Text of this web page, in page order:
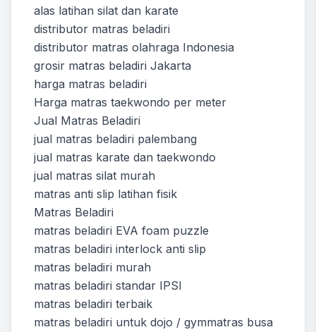
alas latihan silat dan karate
distributor matras beladiri
distributor matras olahraga Indonesia
grosir matras beladiri Jakarta
harga matras beladiri
Harga matras taekwondo per meter
Jual Matras Beladiri
jual matras beladiri palembang
jual matras karate dan taekwondo
jual matras silat murah
matras anti slip latihan fisik
Matras Beladiri
matras beladiri EVA foam puzzle
matras beladiri interlock anti slip
matras beladiri murah
matras beladiri standar IPSI
matras beladiri terbaik
matras beladiri untuk dojo / gymmatras busa